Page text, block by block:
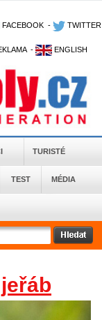
FACEBOOK - TWITTER
- ENGLISH
TURISTÉ
TEST MÉDIA